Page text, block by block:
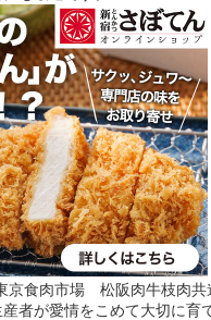
京食肉市場 松阪肉牛枝肉
者が愛情をこめて大切に育